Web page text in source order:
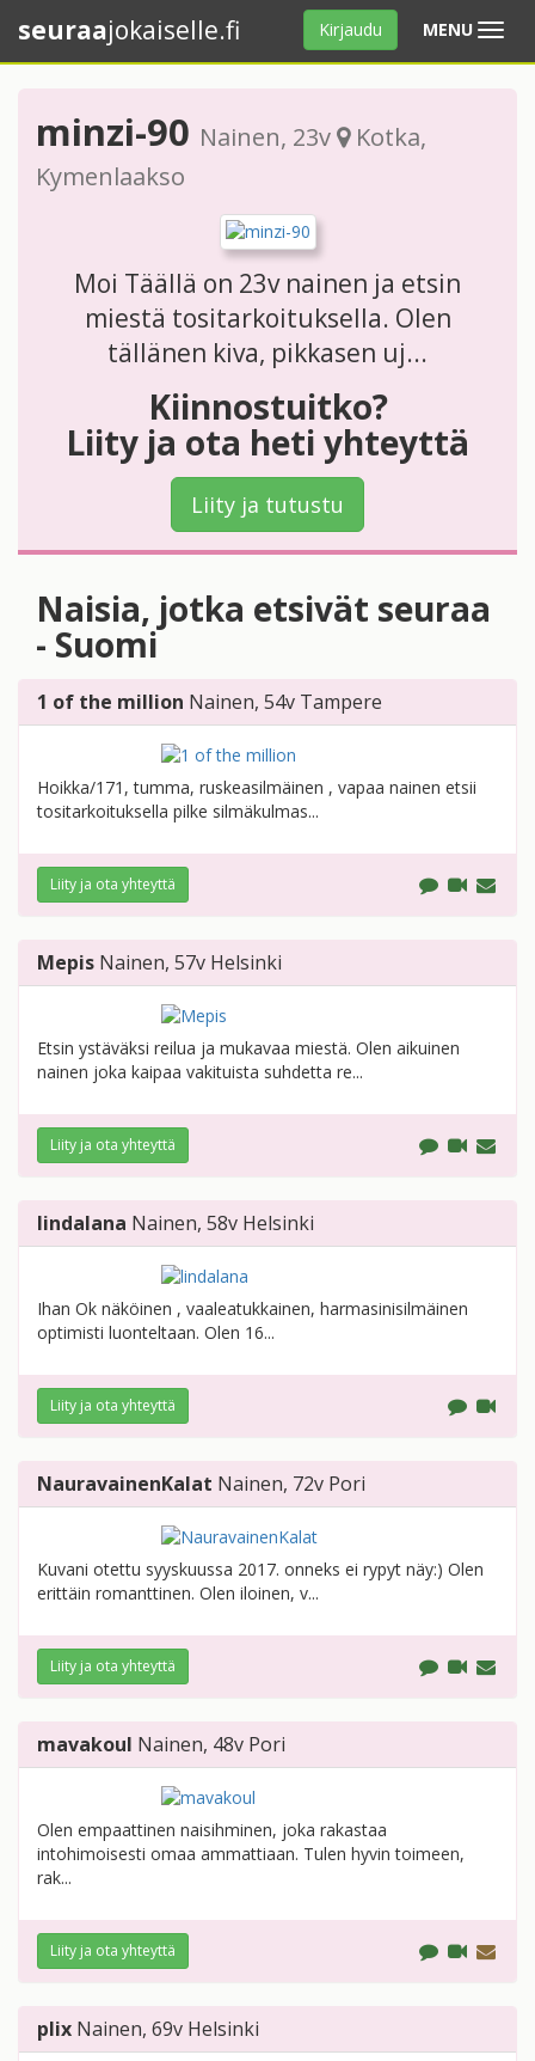
MENU Avaa
valikko
seuraajokaiselle.fi Kirjaudu
minzi-90 Nainen, 23v Kotka,
Kymenlaakso
Moi Täällä on 23v nainen ja etsin
miestä tositarkoituksella. Olen
tällänen kiva, pikkasen uj...
Kiinnostuitko?
Liity ja ota heti yhteyttä
Liity ja tutustu
Naisia, jotka etsivät seuraa
- Suomi
1 of the million Nainen, 54v Tampere
Hoikka/171, tumma, ruskeasilmäinen , vapaa nainen etsii
tositarkoituksella pilke silmäkulmas...
Liity ja ota yhteyttä
Mepis Nainen, 57v Helsinki
Etsin ystäväksi reilua ja mukavaa miestä. Olen aikuinen
nainen joka kaipaa vakituista suhdetta re...
Liity ja ota yhteyttä
lindalana Nainen, 58v Helsinki
Ihan Ok näköinen , vaaleatukkainen, harmasinisilmäinen
optimisti luonteltaan. Olen 16...
Liity ja ota yhteyttä
NauravainenKalat Nainen, 72v Pori
Kuvani otettu syyskuussa 2017. onneks ei rypyt näy:) Olen
erittäin romanttinen. Olen iloinen, v...
Liity ja ota yhteyttä
mavakoul Nainen, 48v Pori
Olen empaattinen naisihminen, joka rakastaa
intohimoisesti omaa ammattiaan. Tulen hyvin toimeen,
rak...
Liity ja ota yhteyttä
plix Nainen, 69v Helsinki